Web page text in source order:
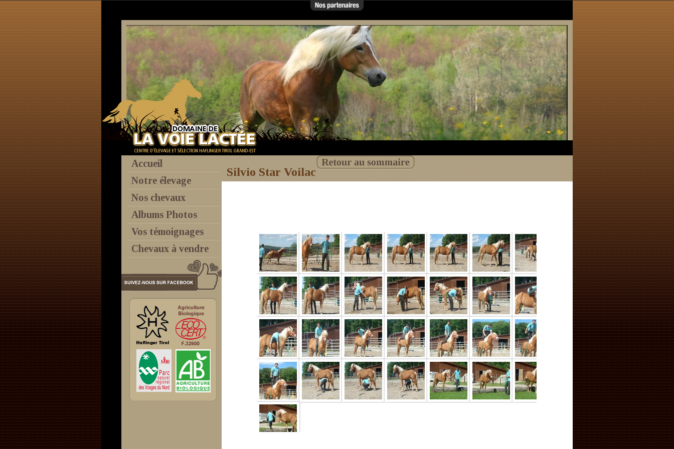
http://www.agencebio.org http://www.haflinger-tirol.com http://www.academiedevoltige.com
http://www.attelages-
verzenay.com
http://www.litiere-cheval.com
http://www.poney-club-gite-la-
musarde.fr
haflinger
Accueil
Notre élevage
Nos chevaux
Albums Photos
Vos témoignages
Chevaux à vendre
Silvio Star Voilac